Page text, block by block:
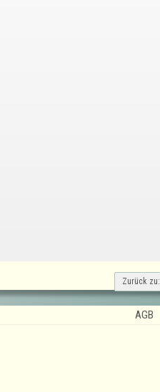
Zurück zu:
AGB